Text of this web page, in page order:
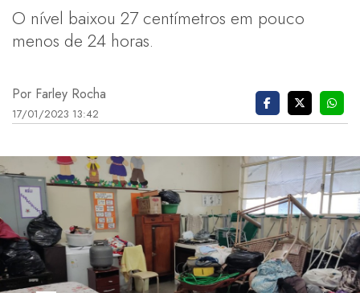
O nível baixou 27 centímetros em pouco
menos de 24 horas.
Por Farley Rocha
17/01/2023 13:42